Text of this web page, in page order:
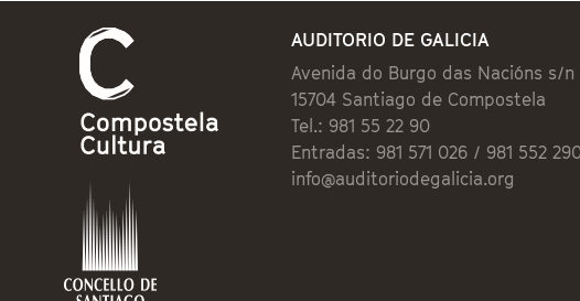
AUDITORIO DE GALICIA
Avenida do Burgo das Nacións s/n
15704 Santiago de Compostela
Tel.: 981 55 22 90
Entradas: 981 571 026 / 981 552
info@auditoriodegalicia.org